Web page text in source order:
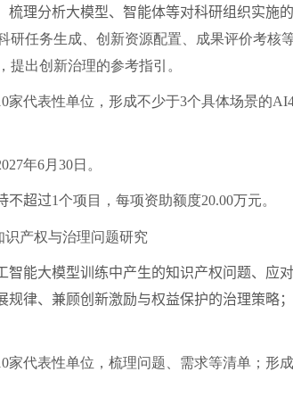
理分析大模型、智能体等对科研组织实施
研任务生成、创新资源配置、成果评价考
提出创新治理的参考指引。
家代表性单位，形成不少于3个具体场景的
年6月 30日。
不超过1个项目，每项资助额度20.00万元。
识产权与治理问题研究
大模型训练中产生的知识产权问题、应
规律、兼顾创新激励与权益保护的治理策略
家代表性单位，梳理问题、需求等清单；形